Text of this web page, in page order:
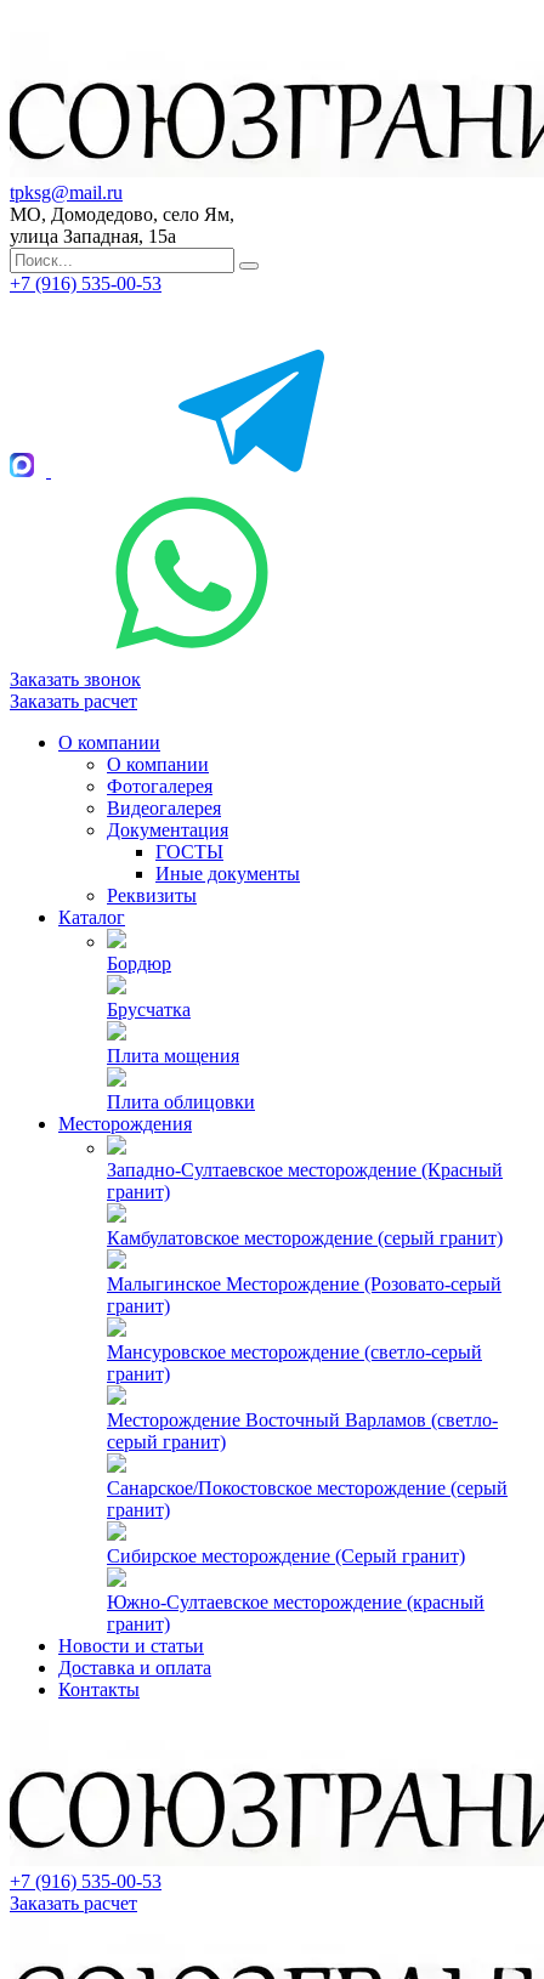
tpksg@mail.ru
МО, Домодедово, село Ям,
улица Западная, 15а
+7 (916) 535-00-53
Заказать звонок
Заказать расчет
О компании
О компании
Фотогалерея
Видеогалерея
Документация
ГОСТЫ
Иные документы
Реквизиты
Каталог
Бордюр
Брусчатка
Плита мощения
Плита облицовки
Месторождения
Западно-Султаевское месторождение (Красный
гранит)
Камбулатовское месторождение (cерый гранит)
Малыгинское Месторождение (Розовато-серый
гранит)
Мансуровское месторождение (светло-серый
гранит)
Месторождение Восточный Варламов (светло-
серый гранит)
Санарское/Покостовское месторождение (серый
гранит)
Сибирское месторождение (Серый гранит)
Южно-Султаевское месторождение (красный
гранит)
Новости и статьи
Доставка и оплата
Контакты
+7 (916) 535-00-53
Заказать расчет